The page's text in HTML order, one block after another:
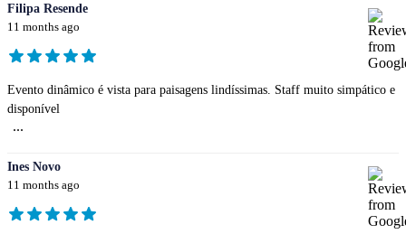
Filipa Resende
11 months ago
Evento dinâmico é vista para paisagens lindíssimas. Staff muito simpático e
disponível
...
Ines Novo
11 months ago